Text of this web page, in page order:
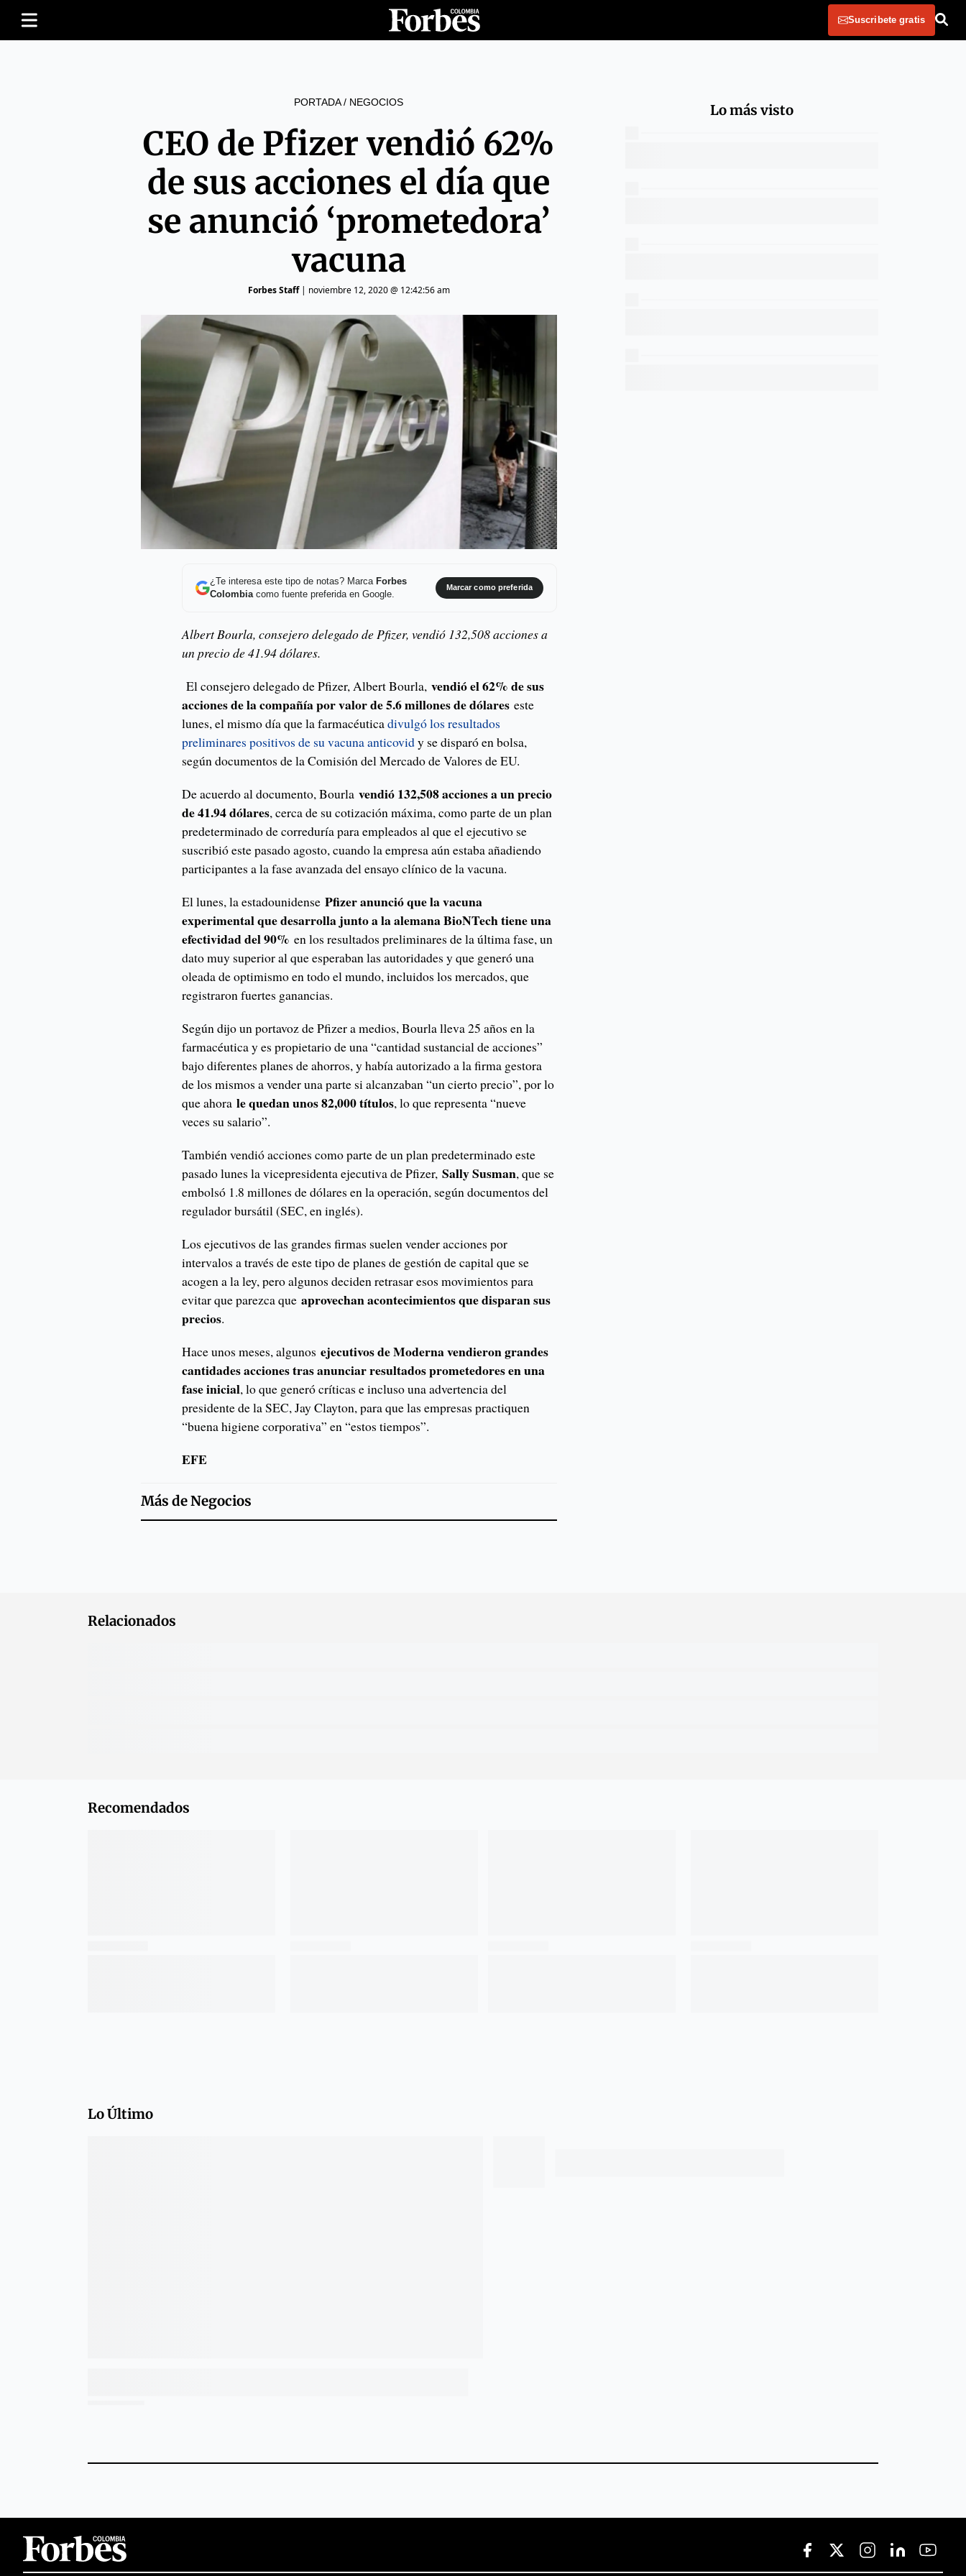
Suscribete gratis
PORTADA/ NEGOCIOS
CEO de Pfizer vendió 62%
de sus acciones el día que
se anunció ‘prometedora’
vacuna
Forbes Staff| noviembre 12, 2020 @ 12:42:56 am
¿Te interesa este tipo de notas? Marca Forbes
Colombiacomo fuente preferida en Google.
Marcar como preferida
Albert Bourla, consejero delegado de Pfizer, vendió 132,508 acciones a
un precio de 41.94 dólares.
El consejero delegado de Pfizer, Albert Bourla,vendió el 62% de sus
acciones de la compañía por valor de 5.6 millones de dólareseste
lunes, el mismo día que la farmacéuticadivulgó los resultados
preliminares positivos de su vacuna anticovidy se disparó en bolsa,
según documentos de la Comisión del Mercado de Valores de EU.
De acuerdo al documento, Bourlavendió 132,508 acciones a un precio
de 41.94 dólares, cerca de su cotización máxima, como parte de un plan
predeterminado de correduría para empleados al que el ejecutivo se
suscribió este pasado agosto, cuando la empresa aún estaba añadiendo
participantes a la fase avanzada del ensayo clínico de la vacuna.
El lunes, la estadounidense Pfizer anunció que la vacuna
experimental que desarrolla junto a la alemana BioNTech tiene una
efectividad del 90%en los resultados preliminares de la última fase, un
dato muy superior al que esperaban las autoridades y que generó una
oleada de optimismo en todo el mundo, incluidos los mercados, que
registraron fuertes ganancias.
Según dijo un portavoz de Pfizer a medios, Bourla lleva 25 años en la
farmacéutica y es propietario de una “cantidad sustancial de acciones”
bajo diferentes planes de ahorros, y había autorizado a la firma gestora
de los mismos a vender una parte si alcanzaban “un cierto precio”, por lo
que ahora le quedan unos 82,000 títulos, lo que representa “nueve
veces su salario”.
También vendió acciones como parte de un plan predeterminado este
pasado lunes la vicepresidenta ejecutiva de Pfizer,Sally Susman, que se
embolsó 1.8 millones de dólares en la operación, según documentos del
regulador bursátil (SEC, en inglés).
Los ejecutivos de las grandes firmas suelen vender acciones por
intervalos a través de este tipo de planes de gestión de capital que se
acogen a la ley, pero algunos deciden retrasar esos movimientos para
evitar que parezca queaprovechan acontecimientos que disparan sus
precios.
Hace unos meses, algunosejecutivos de Moderna vendieron grandes
cantidades acciones tras anunciar resultados prometedores en una
fase inicial, lo que generó críticas e incluso una advertencia del
presidente de la SEC, Jay Clayton, para que las empresas practiquen
“buena higiene corporativa” en “estos tiempos”.
EFE
Más deNegocios
Lo más visto
Relacionados
Recomendados
Lo Último